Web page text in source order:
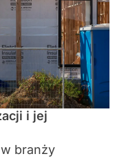
i jej
branży